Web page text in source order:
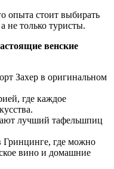
опыта стоит выбирать
не только туристы.
венские
Захер в оригинальном
где каждое
лучший тафельшпиц
где можно
вино и домашние